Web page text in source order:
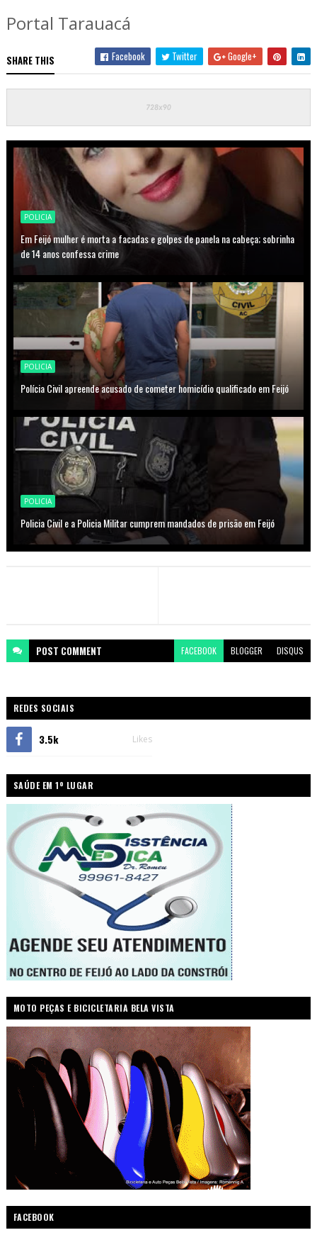
Portal Tarauacá
SHARE THIS Facebook Twitter Google+
POLICIA
Em Feijó mulher é morta a facadas e golpes de panela na cabeça; sobrinha
de 14 anos confessa crime
POLICIA
Polícia Civil apreende acusado de cometer homicídio qualificado em Feijó
POLICIA
Policia Civil e a Policia Militar cumprem mandados de prisão em Feijó
POST COMMENT FACEBOOK BLOGGER DISQUS
REDES SOCIAIS
3.5k Likes
SAÚDE EM 1º LUGAR
MOTO PEÇAS E BICICLETARIA BELA VISTA
FACEBOOK